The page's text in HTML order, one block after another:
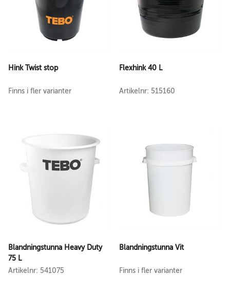
Hink Twist stop
Finns i fler varianter
Flexhink 40 L
Artikelnr: 515160
Blandningstunna Heavy Duty
75 L
Artikelnr: 541075
Blandningstunna Vit
Finns i fler varianter